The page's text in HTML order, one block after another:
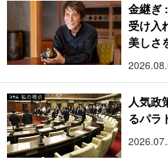
金継ぎ
受け入
美しさ
樹
人気政
るパラ